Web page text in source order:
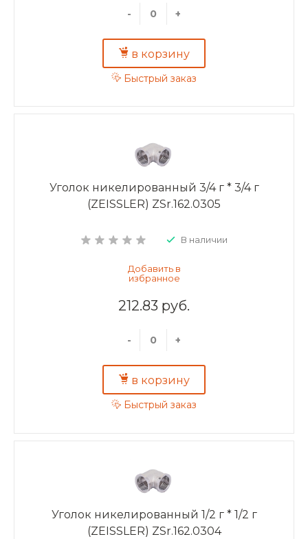
- +
в корзину
Быстрый заказ
Уголок никелированный 3/4 г * 3/4 г
(ZEISSLER) ZSr.162.0305
В наличии
212.83 руб.
- +
в корзину
Быстрый заказ
Уголок никелированный 1/2 г * 1/2 г
(ZEISSLER) ZSr.162.0304